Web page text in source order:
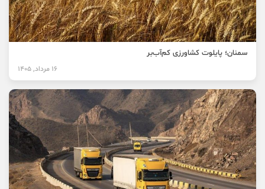
سمنان؛ پایلوت کشاورزی کم‌آب‌بر
16 مرداد, 1405